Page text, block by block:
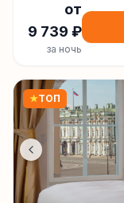
от
9 739 ₽
за ночь
★ТОП